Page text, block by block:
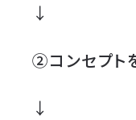
↓
②コンセプト
↓